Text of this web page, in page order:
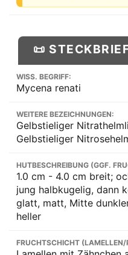
📜
WISS. BEGRIFF:
Mycena renati
WEITERE BEZEICHNUNGEN:
Gelbstieliger
Gelbstieliger
HUTBESCHREIBUNG (GGF.
1.0 cm - 4.0 cm breit;
jung halbkugelig, dann
glatt, matt, Mitte
heller
FRUCHTSCHICHT (LAMELLEN/